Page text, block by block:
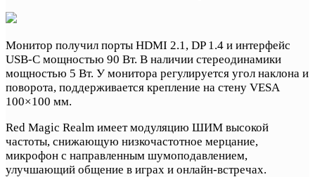
Монитор получил порты HDMI 2.1, DP 1.4 и интерфейс
USB-C мощностью 90 Вт. В наличии стереодинамики
мощностью 5 Вт. У монитора регулируется угол наклона и
поворота, поддерживается крепление на стену VESA
100×100 мм.
Red Magic Realm имеет модуляцию ШИМ высокой
частоты, снижающую низкочастотное мерцание,
микрофон с направленным шумоподавлением,
улучшающий общение в играх и онлайн-встречах.